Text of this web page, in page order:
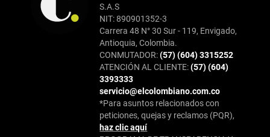
S.A.S
NIT: 890901352-3
Carrera 48 N° 30 Sur - 119, Envigado,
Antioquia, Colombia.
CONMUTADOR:(57) (604) 3315252
ATENCIÓN AL CLIENTE:(57) (604)
3393333
servicio@elcolombiano.com.co
*Para asuntos relacionados con
peticiones, quejas y reclamos (PQR),
haz clic aquí